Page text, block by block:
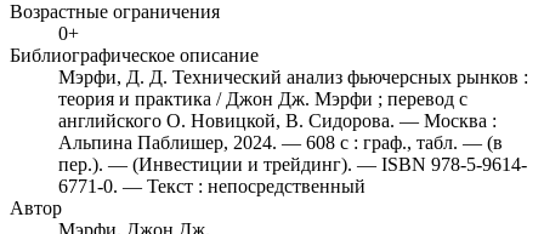
Возрастные ограничения
0+
Библиографическое описание
Мэрфи, Д. Д. Технический анализ фьючерсных рынков :
теория и практика / Джон Дж. Мэрфи ; перевод с
английского О. Новицкой, В. Сидорова. — Москва :
Альпина Паблишер, 2024. — 608 с : граф., табл. — (в
пер.). — (Инвестиции и трейдинг). — ISBN 978-5-9614-
6771-0. — Текст : непосредственный
Автор